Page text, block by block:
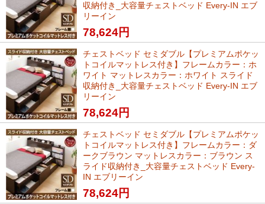
収納付き_大容量チェストベッド Every-IN エブ
リーイン
78,624円
チェストベッド セミダブル【プレミアムポケッ
トコイルマットレス付き】フレームカラー：ホ
ワイト マットレスカラー：ホワイト スライド
収納付き_大容量チェストベッド Every-IN エブ
リーイン
78,624円
チェストベッド セミダブル【プレミアムポケッ
トコイルマットレス付き】フレームカラー：ダ
ークブラウン マットレスカラー：ブラウン ス
ライド収納付き_大容量チェストベッド Every-
IN エブリーイン
78,624円